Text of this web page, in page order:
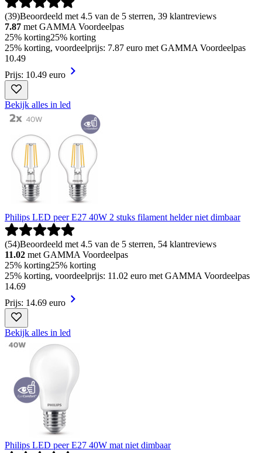
(39)Beoordeeld met 4.5 van de 5 sterren, 39 klantreviews
7.87 met GAMMA Voordeelpas
25% korting25% korting
25% korting, voordeelprijs: 7.87 euro met GAMMA Voordeelpas
10.49
Prijs: 10.49 euro
Bekijk alles in led
Philips LED peer E27 40W 2 stuks filament helder niet dimbaar
(54)Beoordeeld met 4.5 van de 5 sterren, 54 klantreviews
11.02 met GAMMA Voordeelpas
25% korting25% korting
25% korting, voordeelprijs: 11.02 euro met GAMMA Voordeelpas
14.69
Prijs: 14.69 euro
Bekijk alles in led
Philips LED peer E27 40W mat niet dimbaar